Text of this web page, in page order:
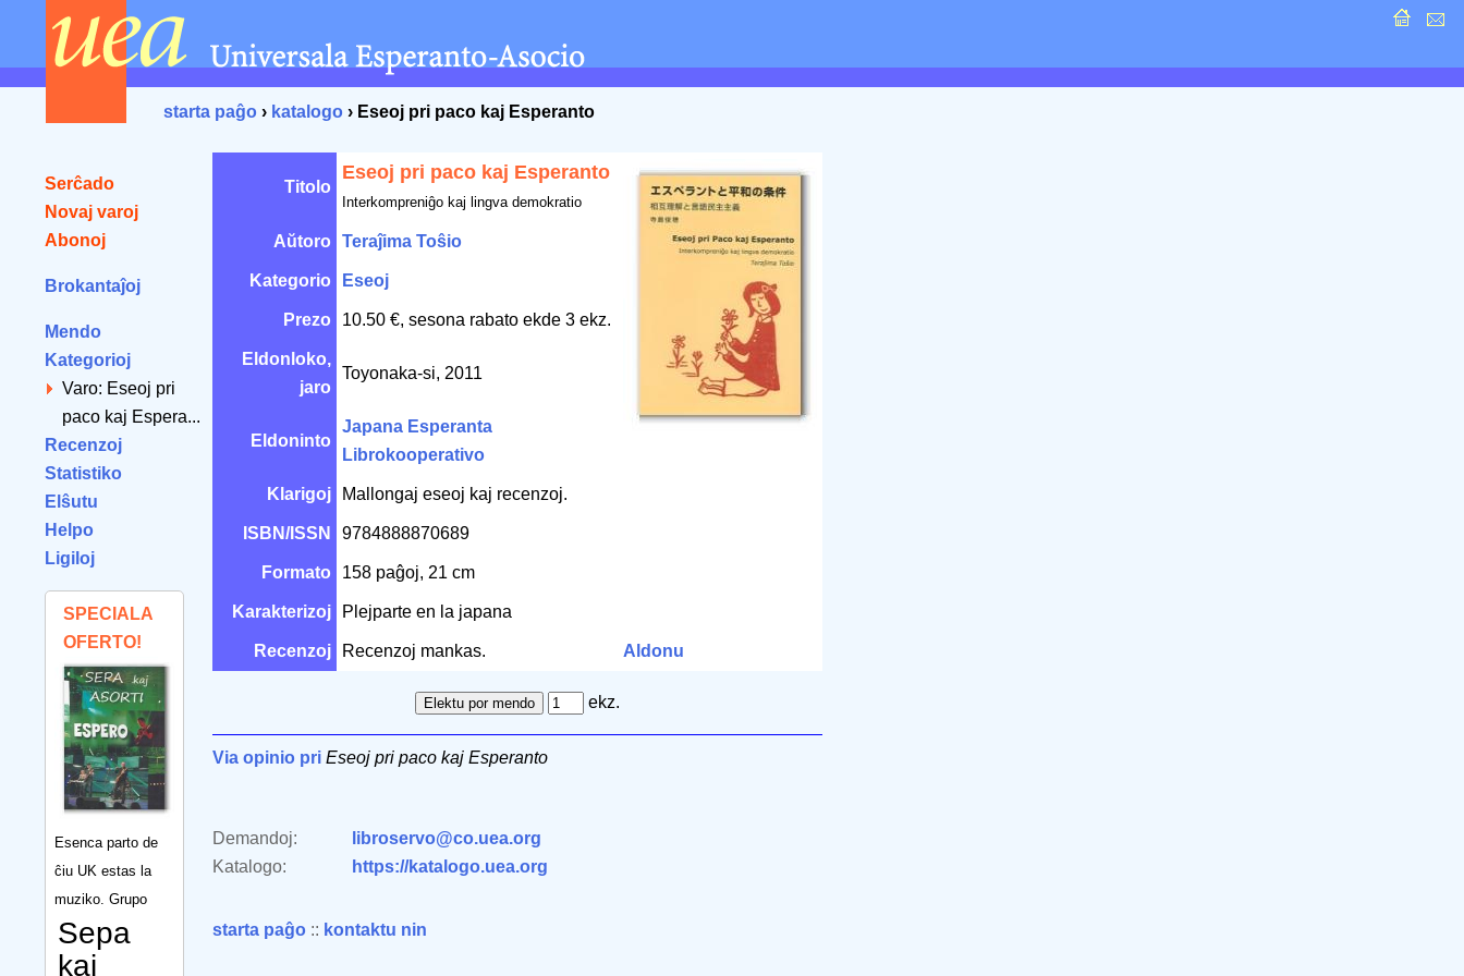
starta paĝo › katalogo › Eseoj pri paco kaj Esperanto
Serĉado
Novaj varoj
Abonoj
Brokantaĵoj
Mendo
Kategorioj
Varo: Eseoj pri
paco kaj Espera...
Recenzoj
Statistiko
Elŝutu
Helpo
Ligiloj
SPECIALA
OFERTO!
Esenca parto de
ĉiu UK estas la
muziko. Grupo
Sepa
kaj
Titolo
Eseoj pri paco kaj Esperanto
Interkompreniĝo kaj lingva demokratio
Aŭtoro Teraĵima Toŝio
Kategorio Eseoj
Prezo 10.50 €, sesona rabato ekde 3 ekz.
Eldonloko,
jaro
Toyonaka-si, 2011
Eldoninto
Japana Esperanta
Librokooperativo
Klarigoj Mallongaj eseoj kaj recenzoj.
ISBN/ISSN 9784888870689
Formato 158 paĝoj, 21 cm
Karakterizoj Plejparte en la japana
Recenzoj Recenzoj mankas. Aldonu
ekz.
Via opinio pri Eseoj pri paco kaj Esperanto
Demandoj:
libroservo@co.uea.org
Katalogo:
https://katalogo.uea.org
starta paĝo :: kontaktu nin